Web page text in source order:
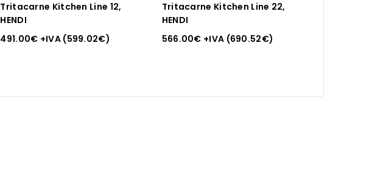
Tritacarne Kitchen Line 12,
HENDI
491.00€ +IVA (599.02€)
Tritacarne Kitchen Line 22,
HENDI
566.00€ +IVA (690.52€)